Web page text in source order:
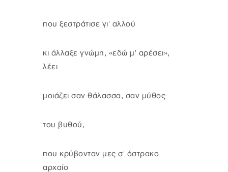
που ξεστράτισε γι' αλλού
κι άλλαξε γνώμη, «εδώ μ' αρέσει»,
λέει
μοιάζει σαν θάλασσα, σαν μύθος
του βυθού,
που κρύβονταν μες σ' όστρακο
αρχαίο